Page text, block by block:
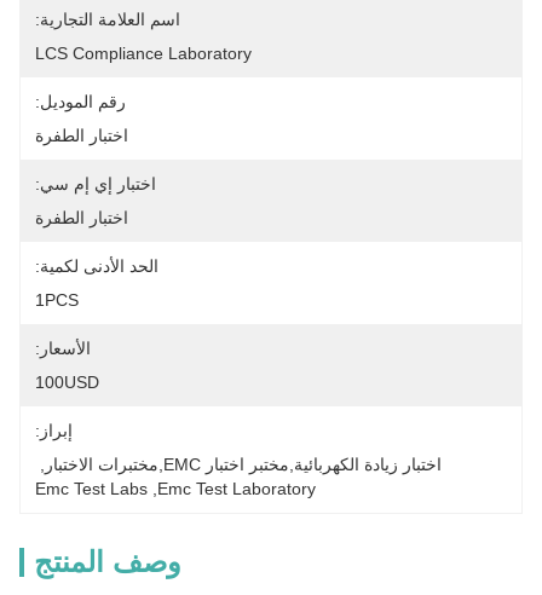
اسم العلامة التجارية:
LCS Compliance Laboratory
رقم الموديل:
اختبار الطفرة
اختبار إي إم سي:
اختبار الطفرة
الحد الأدنى لكمية:
1PCS
الأسعار:
100USD
إبراز:
اختبار زيادة الكهربائية,مختبر اختبار EMC,مختبرات الاختبار
Emc Test Laboratory
Emc Test Labs
وصف المنتج